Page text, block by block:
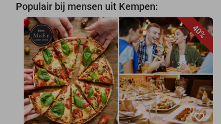
Populair bij mensen uit Kempen:
40%
favorite_border